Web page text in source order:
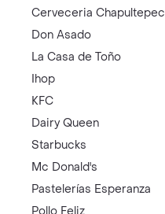
Cerveceria Chapultepec
Don Asado
La Casa de Toño
Ihop
KFC
Dairy Queen
Starbucks
Mc Donald's
Pastelerías Esperanza